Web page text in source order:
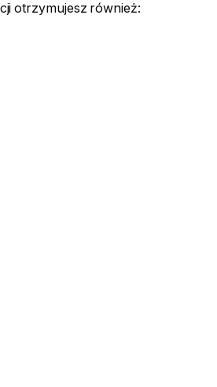
otrzymujesz również: